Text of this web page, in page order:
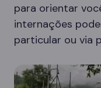
para orientar
internações
particular ou via